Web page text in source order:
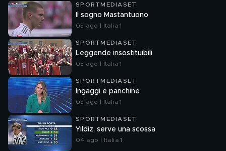
SPORTMEDIASET
Il sogno Mastantuono
05 ago | Italia 1
SPORTMEDIASET
Leggende insostituibili
05 ago | Italia 1
SPORTMEDIASET
Ingaggi e panchine
05 ago | Italia 1
SPORTMEDIASET
Yildiz, serve una scossa
04 ago | Italia 1